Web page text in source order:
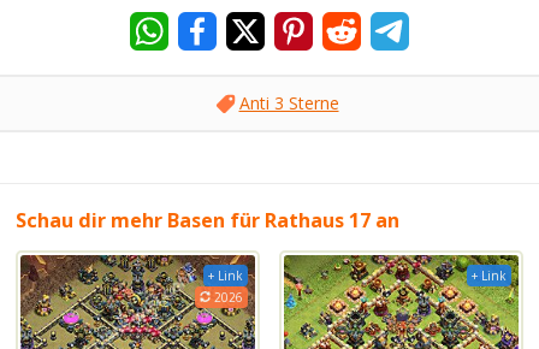
Anti 3 Sterne
Schau dir mehr Basen für Rathaus 17 an
+ Link
2026
+ Link